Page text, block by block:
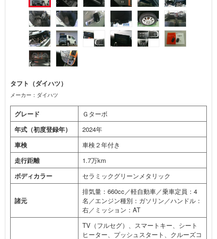
タフト（ダイハツ）
メーカー：ダイハツ
グレード
Ｇターボ
年式（初度登録年）
2024年
車検
車検２年付き
走行距離
1.7万km
ボディカラー
セラミックグリーンメタリック
諸元
排気量：660cc／軽自動車／乗車定員：4
名／エンジン種別：ガソリン／ハンドル：
右／ミッション：AT
TV（フルセグ）、スマートキー、シート
ヒーター、プッシュスタート、クルーズコ